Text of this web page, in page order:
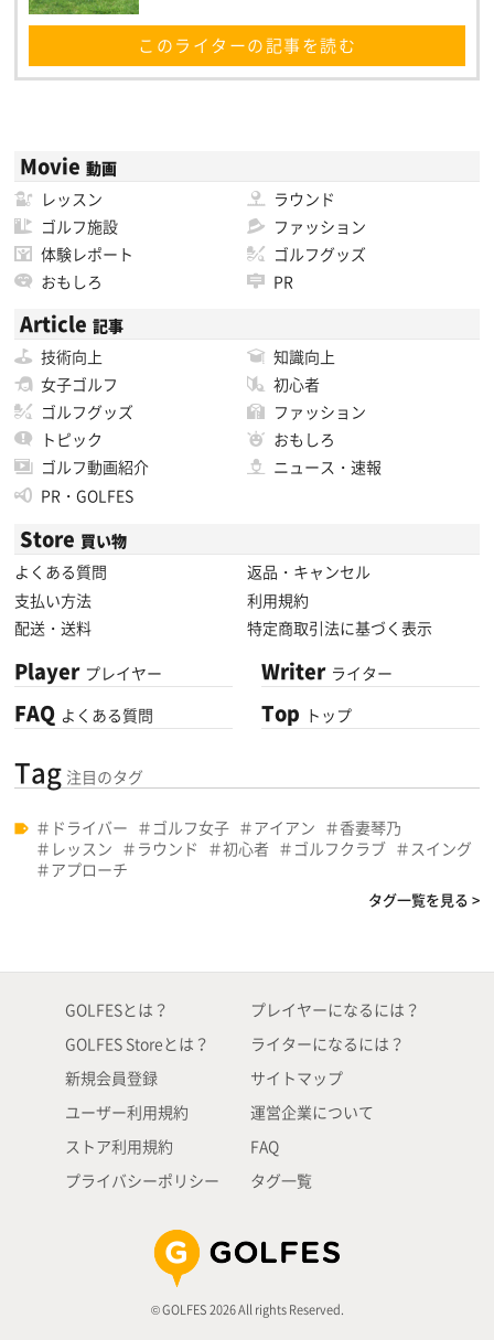
このライターの記事を読む
Movie 動画
レッスン
ラウンド
ゴルフ施設
ファッション
体験レポート
ゴルフグッズ
おもしろ
PR
Article 記事
技術向上
知識向上
女子ゴルフ
初心者
ゴルフグッズ
ファッション
トピック
おもしろ
ゴルフ動画紹介
ニュース・速報
PR・GOLFES
Store 買い物
よくある質問
返品・キャンセル
支払い方法
利用規約
配送・送料
特定商取引法に基づく表示
Player プレイヤー
FAQ よくある質問
Writer ライター
Top トップ
Tag 注目のタグ
ドライバー ゴルフ女子 アイアン
香妻琴乃
レッスン
ラウンド 初心者 ゴルフクラブ
スイング
アプローチ
タグ一覧を見る >
GOLFESとは？
GOLFES Storeとは？
新規会員登録
ユーザー利用規約
ストア利用規約
プライバシーポリシー
プレイヤーになるには？
ライターになるには？
サイトマップ
運営企業について
FAQ
タグ一覧
© GOLFES 2026 All rights Reserved.